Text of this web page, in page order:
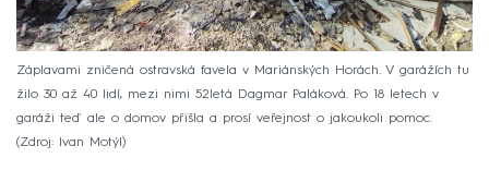
Záplavami zničená ostravská favela v Mariánských Horách. V garážích tu
žilo 30 až 40 lidí, mezi nimi 52letá Dagmar Paláková. Po 18 letech v
garáži teď ale o domov přišla a prosí veřejnost o jakoukoli pomoc.
Zdroj: Ivan Motýl